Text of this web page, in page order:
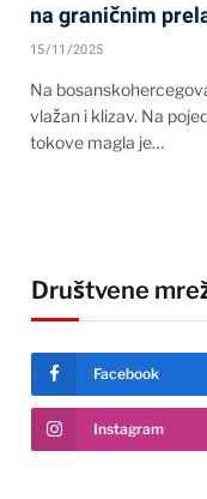
na graničnim
15/11/2025
Na
vlažan i klizav. Na
tokove magla je…
Društvene
Facebook
Instagram